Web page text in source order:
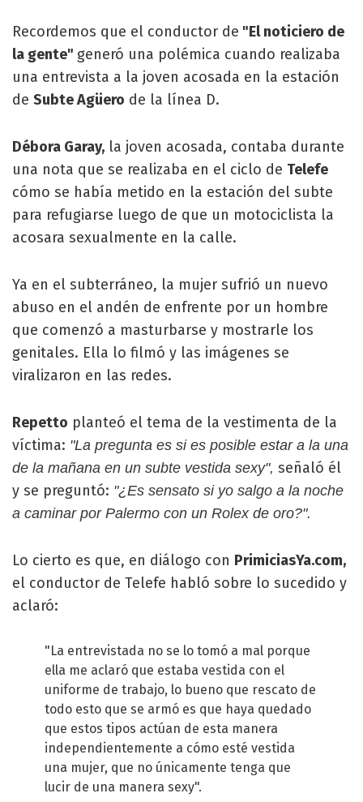
Recordemos que el conductor de "El noticiero de
la gente" generó una polémica cuando realizaba
una entrevista a la joven acosada en la estación
de Subte Agüero de la línea D.
Débora Garay, la joven acosada, contaba durante
una nota que se realizaba en el ciclo de Telefe
cómo se había metido en la estación del subte
para refugiarse luego de que un motociclista la
acosara sexualmente en la calle.
Ya en el subterráneo, la mujer sufrió un nuevo
abuso en el andén de enfrente por un hombre
que comenzó a masturbarse y mostrarle los
genitales. Ella lo filmó y las imágenes se
viralizaron en las redes.
Repetto planteó el tema de la vestimenta de la
víctima: "La pregunta es si es posible estar a la una
de la mañana en un subte vestida sexy", señaló él
y se preguntó: "¿Es sensato si yo salgo a la noche
a caminar por Palermo con un Rolex de oro?".
Lo cierto es que, en diálogo con PrimiciasYa.com,
el conductor de Telefe habló sobre lo sucedido y
aclaró:
"La entrevistada no se lo tomó a mal porque
ella me aclaró que estaba vestida con el
uniforme de trabajo, lo bueno que rescato de
todo esto que se armó es que haya quedado
que estos tipos actúan de esta manera
independientemente a cómo esté vestida
una mujer, que no únicamente tenga que
lucir de una manera sexy".